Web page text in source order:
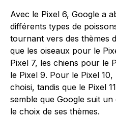
Avec le Pixel 6, Google a
différents types de
tournant vers des thèmes
que les oiseaux pour le
Pixel 7, les chiens pour le
le Pixel 9. Pour le Pixel
choisi, tandis que le Pixel
semble que Google suit
le choix de ses thèmes.